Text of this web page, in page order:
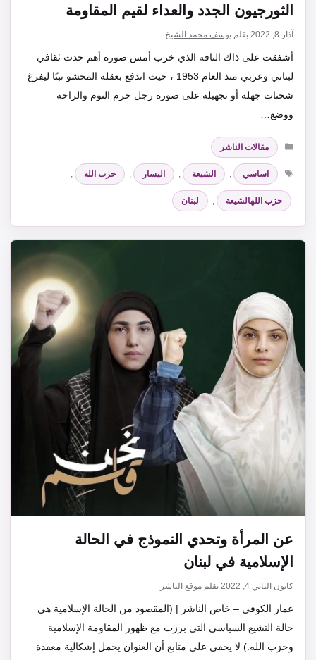
الثورجيون الجدد والعداء لقيم المقاومة
آذار 8, 2022 بقلم يوسف محمد الشيخ
أشفقت على ذاك التافه الذي خرب أمس صورة أهم حدث ثقافي
لبناني وعربي منذ العام 1953 ، حيث اندفع بعقله المحشو تبنًا ليفرغ
شحنات جهله أو تجهيله على صورة رجل حرم النوم والراحة
ووضع…
التصنيفات
مقالات الناشر
الوسوم
اساسي الشيعة اليسار حزب الله
حزب اللهالشيعة لبنان
عن المرأة وتحدي النموذج في الحالة
الإسلامية في لبنان
كانون الثاني 4, 2022 بقلم موقع الناشر
عمار الكوفي – خاص الناشر | (المقصود من الحالة الإسلامية هي
حالة التشيع السياسي التي برزت مع ظهور المقاومة الإسلامية
وحزب الله.) لا يخفى على متابع أن العنوان يحمل إشكالية معقدة